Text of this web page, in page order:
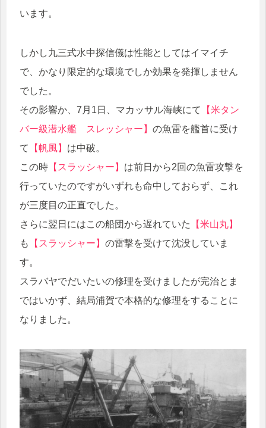
います。
しかし九三式水中探信儀は性能としてはイマイチ
で、かなり限定的な環境でしか効果を発揮しません
でした。
その影響か、7月1日、マカッサル海峡にて
【米タン
バー級潜水艦 スレッシャー】 の魚雷を艦首に受け
て
【帆風】 は中破。
この時 【スラッシャー】 は前日から2回の魚雷攻撃を
行っていたのですがいずれも命中しておらず、これ
が三度目の正直でした。
さらに翌日にはこの船団から遅れていた
【米山丸】
も
【スラッシャー】 の雷撃を受けて沈没していま
す。
スラバヤでだいたいの修理を受けましたが完治とま
ではいかず、結局浦賀で本格的な修理をすることに
なりました。